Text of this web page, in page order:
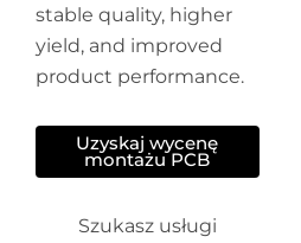
stable quality, higher
yield, and improved
product performance.
Uzyskaj wycenę
montażu PCB
Szukasz usługi